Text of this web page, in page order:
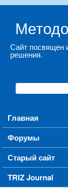
Сайт посвящен
решения.
Форма
Поиск
Main menu
Главная
Форумы
Старый сайт
TRIZ Journal